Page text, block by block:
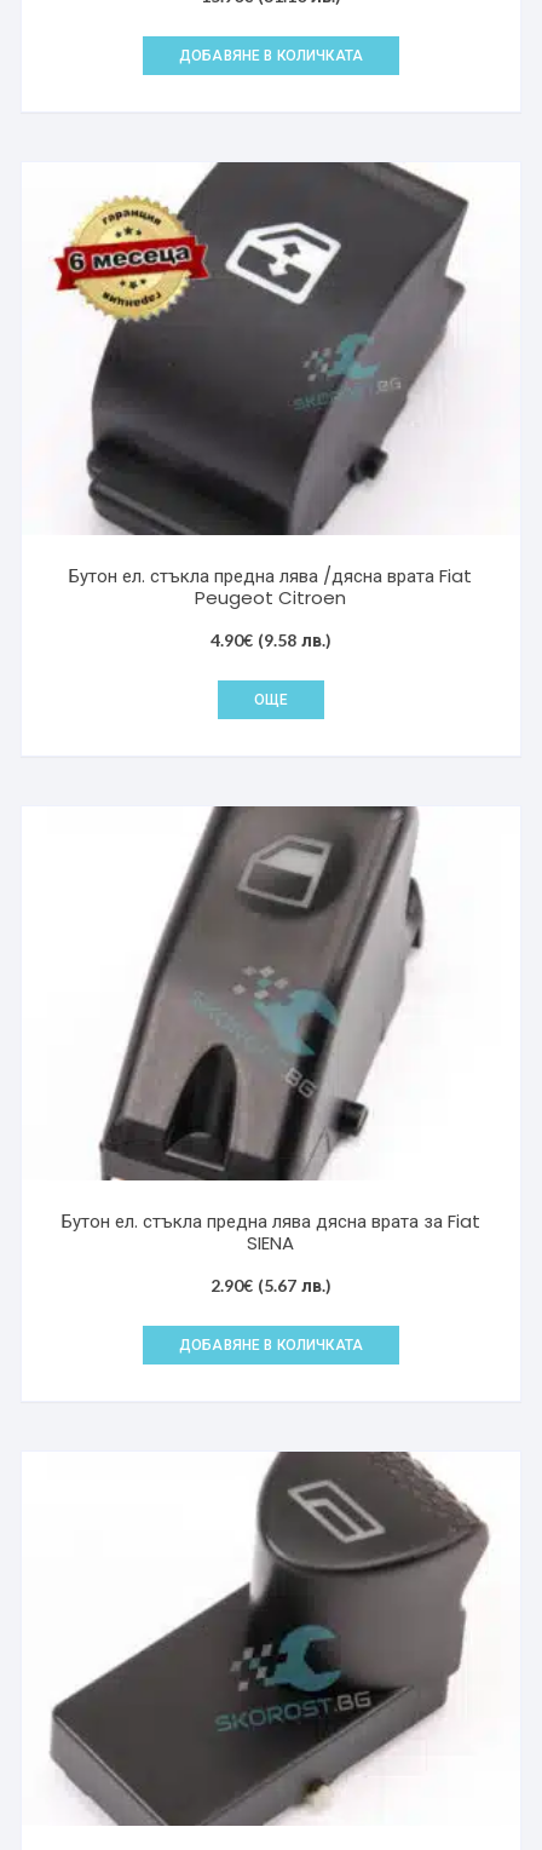
ДОБАВЯНЕ В КОЛИЧКАТА
Бутон ел. стъкла предна лява /дясна врата Fiat
Peugeot Citroen
4.90€ (9.58 лв.)
ОЩЕ
Бутон ел. стъкла предна лява дясна врата за Fiat
SIENA
2.90€ (5.67 лв.)
ДОБАВЯНЕ В КОЛИЧКАТА